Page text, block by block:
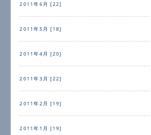
2011年6月 [22]
2011年5月 [18]
2011年4月 [20]
2011年3月 [22]
2011年2月 [19]
2011年1月 [19]